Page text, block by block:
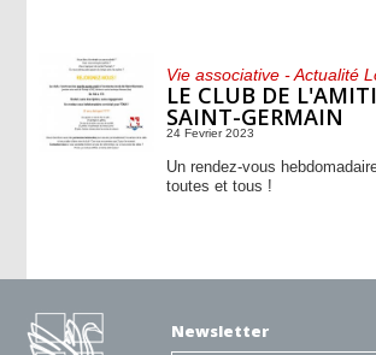
Vie associative - Actualité
LE CLUB DE
SAINT-GERMAIN
24 Fevrier 2023
Un rendez-vous
toutes et tous !
Newsletter